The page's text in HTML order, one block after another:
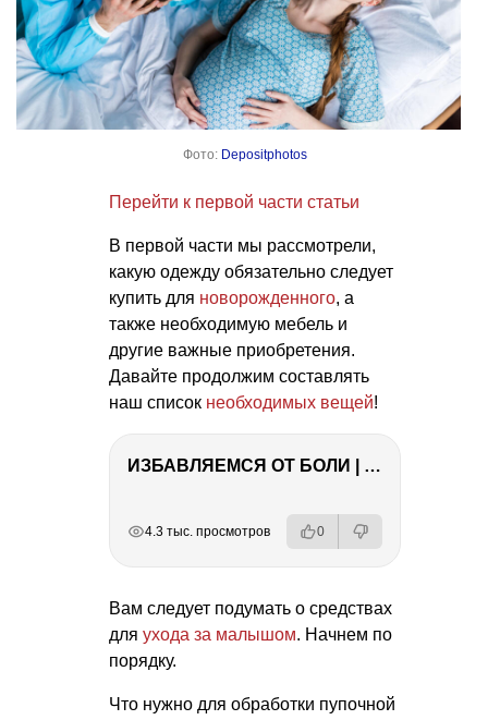
Фото: Depositphotos
Перейти к первой части статьи
В первой части мы рассмотрели,
какую одежду обязательно следует
купить для новорожденного, а
также необходимую мебель и
другие важные приобретения.
Давайте продолжим составлять
наш список необходимых вещей!
ИЗБАВЛЯЕМСЯ ОТ БОЛИ | Важность режима и питания
4.3 тыс. просмотров 0
Вам следует подумать о средствах
для ухода за малышом. Начнем по
порядку.
Что нужно для обработки пупочной